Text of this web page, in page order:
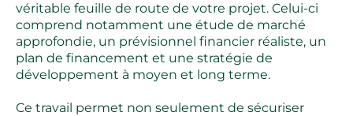
véritable feuille de route de votre projet. Celui-ci
comprend notamment une étude de marché
approfondie, un prévisionnel financier réaliste, un
plan de financement et une stratégie de
développement à moyen et long terme.
Ce travail permet non seulement de sécuriser